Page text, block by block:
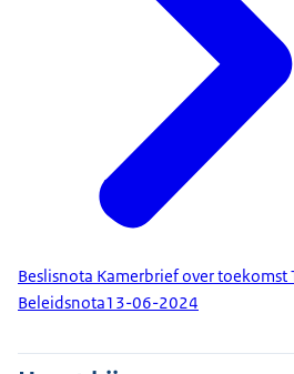
Beslisnota Kamerbrief over toekomst
Beleidsnota13-06-2024